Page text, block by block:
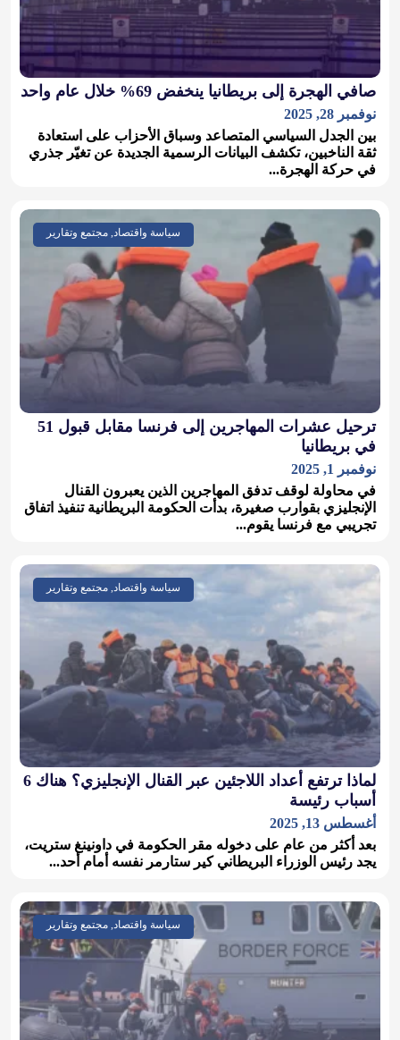
صافي الهجرة إلى بريطانيا ينخفض 69% خلال عام واحد
نوفمبر 28, 2025
بين الجدل السياسي المتصاعد وسباق الأحزاب على استعادة
ثقة الناخبين، تكشف البيانات الرسمية الجديدة عن تغيّر جذري
في حركة الهجرة...
سياسة واقتصاد, مجتمع وتقارير
ترحيل عشرات المهاجرين إلى فرنسا مقابل قبول 51
في بريطانيا
نوفمبر 1, 2025
في محاولة لوقف تدفق المهاجرين الذين يعبرون القنال
الإنجليزي بقوارب صغيرة، بدأت الحكومة البريطانية تنفيذ اتفاق
تجريبي مع فرنسا يقوم...
سياسة واقتصاد, مجتمع وتقارير
لماذا ترتفع أعداد اللاجئين عبر القنال الإنجليزي؟ هناك 6
أسباب رئيسة
أغسطس 13, 2025
بعد أكثر من عام على دخوله مقر الحكومة في داونينغ ستريت،
يجد رئيس الوزراء البريطاني كير ستارمر نفسه أمام أحد...
سياسة واقتصاد, مجتمع وتقارير